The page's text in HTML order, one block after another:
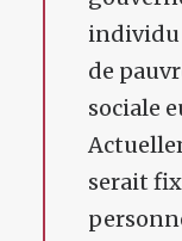
individu
de
sociale
serait